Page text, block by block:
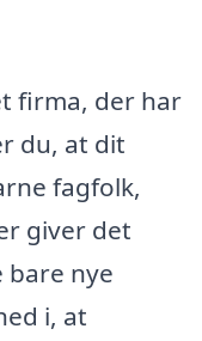
firma, der har
du, at dit
fagfolk,
giver det
bare nye
i, at